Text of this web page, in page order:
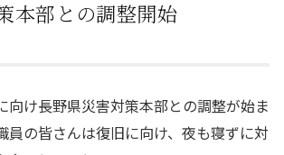
本部との調整開始
向け長野県災害対策本部との調整が始ま
員の皆さんは復旧に向け、夜も寝ずに対